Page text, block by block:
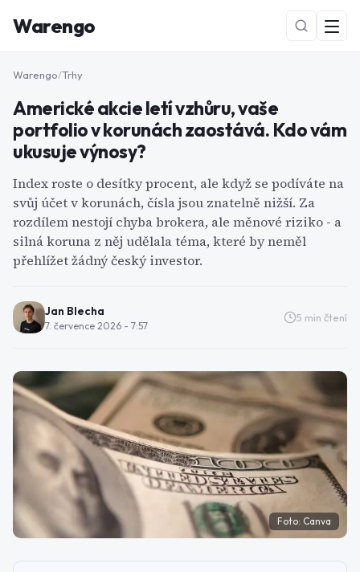
Warengo
NOVÉ
Warengo/Trhy
Americké akcie letí vzhůru, vaše
portfolio v korunách zaostává. Kdo vám
ukusuje výnosy?
Index roste o desítky procent, ale když se podíváte na
svůj účet v korunách, čísla jsou znatelně nižší. Za
rozdílem nestojí chyba brokera, ale měnové riziko - a
silná koruna z něj udělala téma, které by neměl
přehlížet žádný český investor.
Jan Blecha
7. července 2026 - 7:57
5 min čtení
Foto: Canva